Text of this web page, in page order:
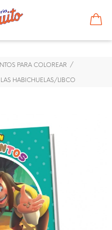
PARA COLOREAR
HABICHUELAS/LIBCO
LIBCO